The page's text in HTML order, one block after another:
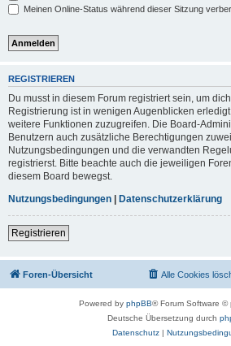
Meinen Online-Status während dieser Sitzung
REGISTRIEREN
Du musst in diesem Forum registriert sein, um
Registrierung ist in wenigen Augenblicken
weitere Funktionen zuzugreifen. Die Board-
Benutzern auch zusätzliche Berechtigungen
Nutzungsbedingungen und die verwandten
registrierst. Bitte beachte auch die jeweiligen
diesem Board bewegst.
Nutzungsbedingungen | Datenschutzerklärung
Registrieren
Foren-Übersicht Alle Cookies
Powered by phpBB® Forum Software ©
Deutsche Übersetzung durch
Datenschutz|